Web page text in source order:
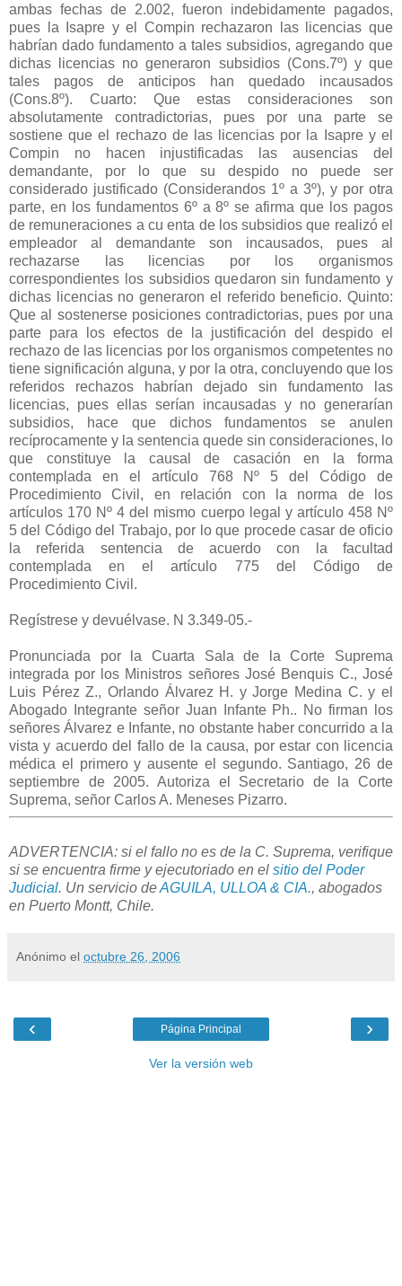
ambas fechas de 2.002, fueron indebidamente pagados,
pues la Isapre y el Compin rechazaron las licencias que
habrían dado fundamento a tales subsidios, agregando que
dichas licencias no generaron subsidios (Cons.7º) y que
tales pagos de anticipos han quedado incausados
(Cons.8º). Cuarto: Que estas consideraciones son
absolutamente contradictorias, pues por una parte se
sostiene que el rechazo de las licencias por la Isapre y el
Compin no hacen injustificadas las ausencias del
demandante, por lo que su despido no puede ser
considerado justificado (Considerandos 1º a 3º), y por otra
parte, en los fundamentos 6º a 8º se afirma que los pagos
de remuneraciones a cu enta de los subsidios que realizó el
empleador al demandante son incausados, pues al
rechazarse las licencias por los organismos
correspondientes los subsidios quedaron sin fundamento y
dichas licencias no generaron el referido beneficio. Quinto:
Que al sostenerse posiciones contradictorias, pues por una
parte para los efectos de la justificación del despido el
rechazo de las licencias por los organismos competentes no
tiene significación alguna, y por la otra, concluyendo que los
referidos rechazos habrían dejado sin fundamento las
licencias, pues ellas serían incausadas y no generarían
subsidios, hace que dichos fundamentos se anulen
recíprocamente y la sentencia quede sin consideraciones, lo
que constituye la causal de casación en la forma
contemplada en el artículo 768 Nº 5 del Código de
Procedimiento Civil, en relación con la norma de los
artículos 170 Nº 4 del mismo cuerpo legal y artículo 458 Nº
5 del Código del Trabajo, por lo que procede casar de oficio
la referida sentencia de acuerdo con la facultad
contemplada en el artículo 775 del Código de
Procedimiento Civil.
Regístrese y devuélvase. N 3.349-05.-
Pronunciada por la Cuarta Sala de la Corte Suprema
integrada por los Ministros señores José Benquis C., José
Luis Pérez Z., Orlando Álvarez H. y Jorge Medina C. y el
Abogado Integrante señor Juan Infante Ph.. No firman los
señores Álvarez e Infante, no obstante haber concurrido a la
vista y acuerdo del fallo de la causa, por estar con licencia
médica el primero y ausente el segundo. Santiago, 26 de
septiembre de 2005. Autoriza el Secretario de la Corte
Suprema, señor Carlos A. Meneses Pizarro.
ADVERTENCIA: si el fallo no es de la C. Suprema, verifique
si se encuentra firme y ejecutoriado en el sitio del Poder
Judicial. Un servicio deAGUILA, ULLOA & CIA., abogados
en Puerto Montt, Chile.
Anónimo el octubre 26, 2006
‹ ›
Página Principal
Ver la versión web